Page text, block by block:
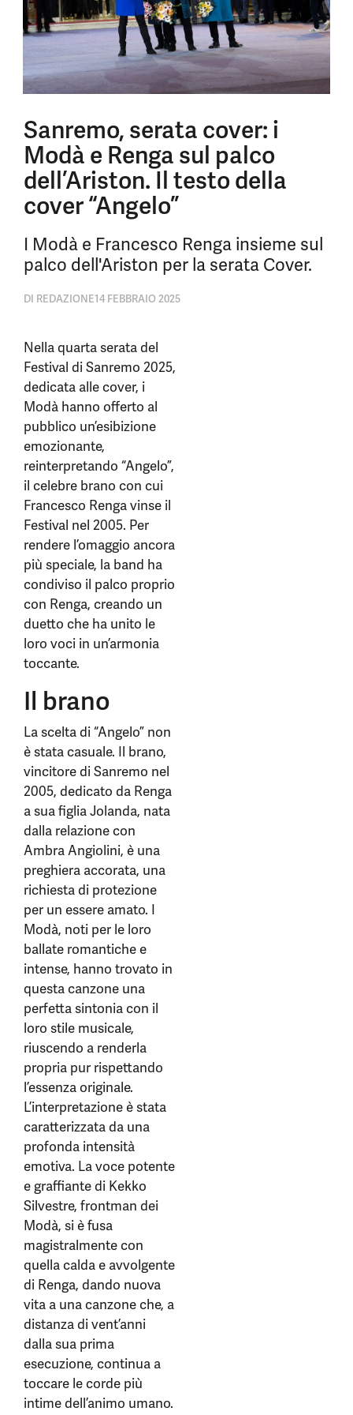
Sanremo, serata cover: i
Modà e Renga sul palco
dell’Ariston. Il testo della
cover “Angelo”
I Modà e Francesco Renga insieme sul
palco dell'Ariston per la serata Cover.
DI REDAZIONE14 FEBBRAIO 2025
Nella quarta serata del
Festival di Sanremo 2025,
dedicata alle cover, i
Modà hanno offerto al
pubblico un’esibizione
emozionante,
reinterpretando “Angelo”,
il celebre brano con cui
Francesco Renga vinse il
Festival nel 2005. Per
rendere l’omaggio ancora
più speciale, la band ha
condiviso il palco proprio
con Renga, creando un
duetto che ha unito le
loro voci in un’armonia
toccante.
Il brano
La scelta di “Angelo” non
è stata casuale. Il brano,
vincitore di Sanremo nel
2005, dedicato da Renga
a sua figlia Jolanda, nata
dalla relazione con
Ambra Angiolini, è una
preghiera accorata, una
richiesta di protezione
per un essere amato. I
Modà, noti per le loro
ballate romantiche e
intense, hanno trovato in
questa canzone una
perfetta sintonia con il
loro stile musicale,
riuscendo a renderla
propria pur rispettando
l’essenza originale.
L’interpretazione è stata
caratterizzata da una
profonda intensità
emotiva. La voce potente
e graffiante di Kekko
Silvestre, frontman dei
Modà, si è fusa
magistralmente con
quella calda e avvolgente
di Renga, dando nuova
vita a una canzone che, a
distanza di vent’anni
dalla sua prima
esecuzione, continua a
toccare le corde più
intime dell’animo umano.